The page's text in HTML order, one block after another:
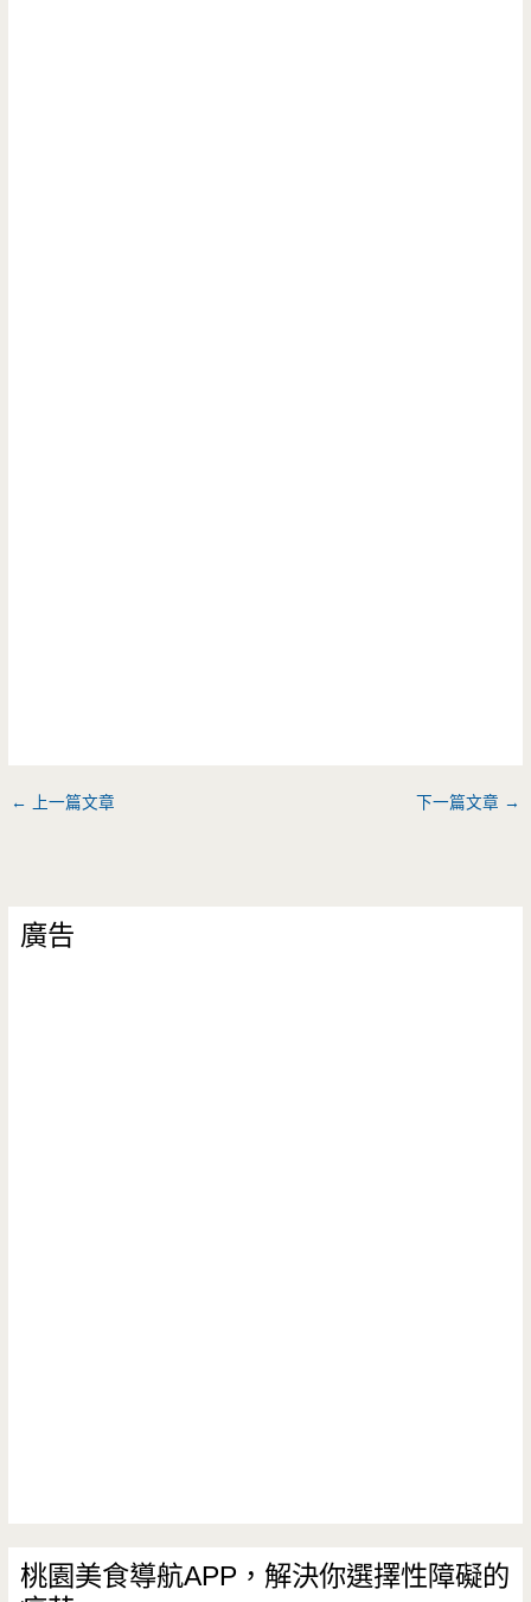
← 上一篇文章 下一篇文章 →
廣告
桃園美食導航APP，解決你選擇性障礙的